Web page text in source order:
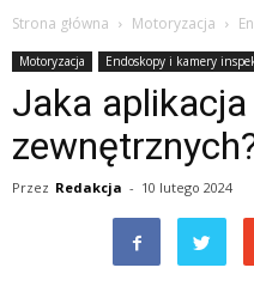
Strona główna Motoryzacja
Motoryzacja Endoskopy i kamery
Jaka
Przez Redakcja - 10 lutego 2024